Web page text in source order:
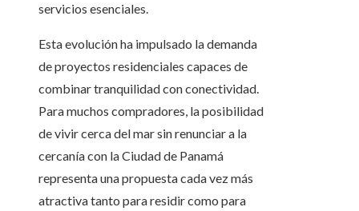
servicios esenciales.
Esta evolución ha impulsado la demanda
de proyectos residenciales capaces de
combinar tranquilidad con conectividad.
Para muchos compradores, la posibilidad
de vivir cerca del mar sin renunciar a la
cercanía con la Ciudad de Panamá
representa una propuesta cada vez más
atractiva tanto para residir como para